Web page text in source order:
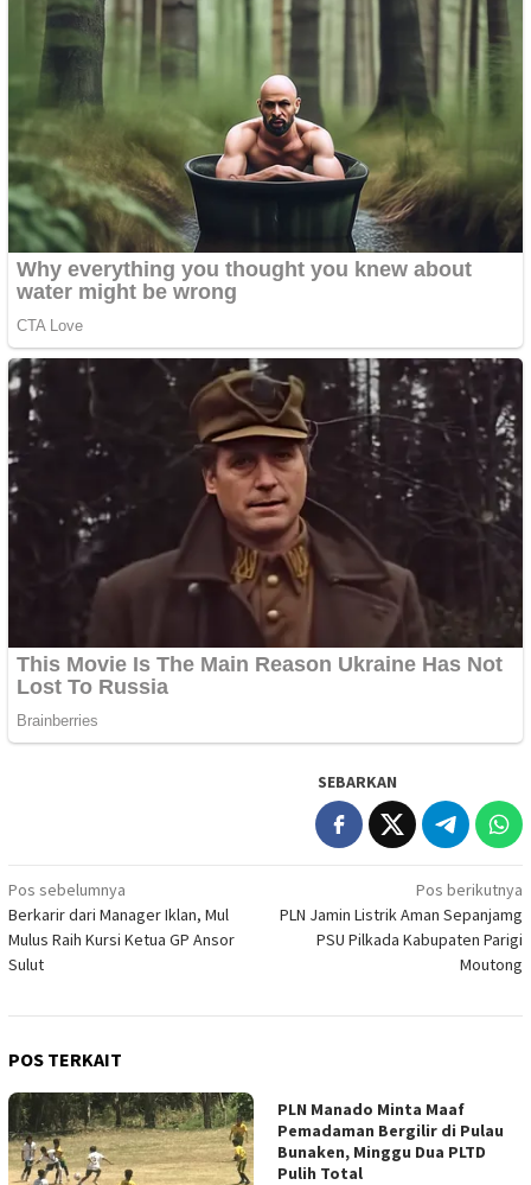
SEBARKAN
Navigasi
pos
Pos sebelumnya
Berkarir dari Manager Iklan, Mul
Mulus Raih Kursi Ketua GP Ansor
Sulut
Pos berikutnya
PLN Jamin Listrik Aman Sepanjamg
PSU Pilkada Kabupaten Parigi
Moutong
POS TERKAIT
PLN Manado Minta Maaf
Pemadaman Bergilir di Pulau
Bunaken, Minggu Dua PLTD
Pulih Total